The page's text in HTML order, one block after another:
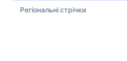
Регіональні стрічки